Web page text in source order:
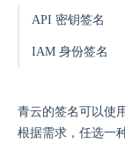
API 密钥签名
IAM 身份签名
青云的签名可以使
根据需求，任选一